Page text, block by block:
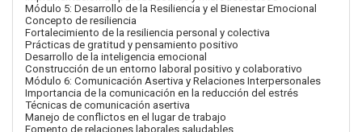
Módulo 5: Desarrollo de la Resiliencia y el Bienestar Emocional
Concepto de resiliencia
Fortalecimiento de la resiliencia personal y colectiva
Prácticas de gratitud y pensamiento positivo
Desarrollo de la inteligencia emocional
Construcción de un entorno laboral positivo y colaborativo
Módulo 6: Comunicación Asertiva y Relaciones Interpersonales
Importancia de la comunicación en la reducción del estrés
Técnicas de comunicación asertiva
Manejo de conflictos en el lugar de trabajo
Fomento de relaciones laborales saludables